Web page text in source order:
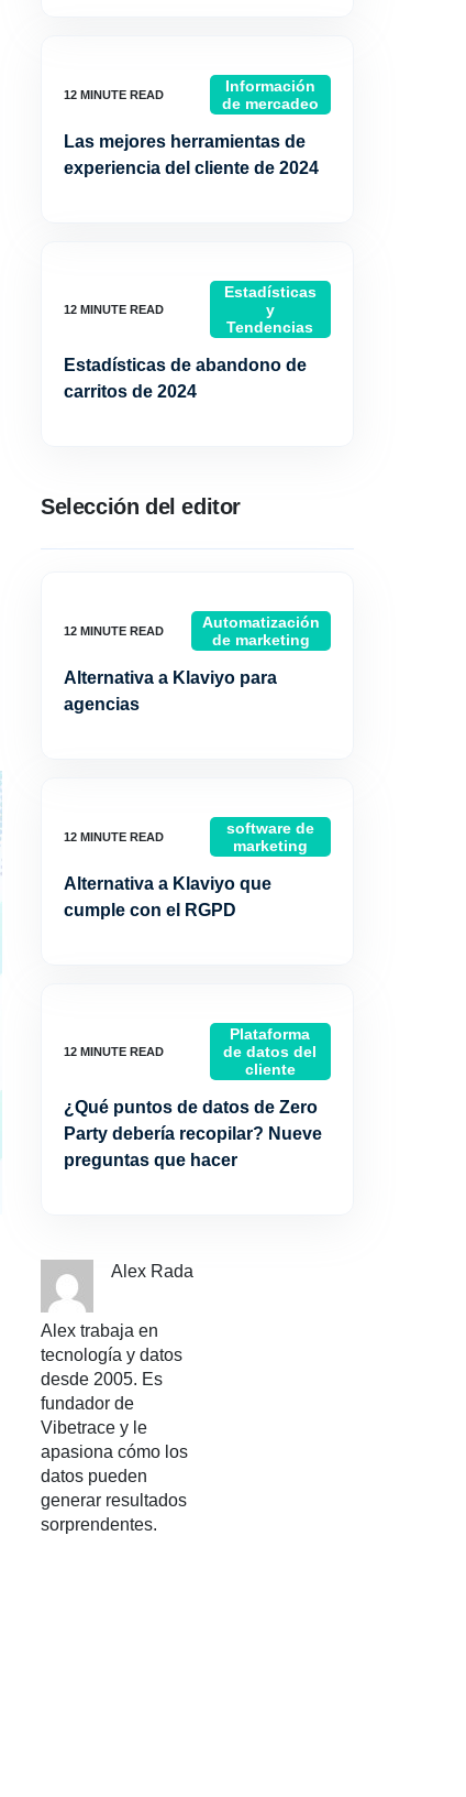
Información
de mercadeo
Las mejores herramientas de
experiencia del cliente de 2024
Estadísticas
y
Tendencias
Estadísticas de abandono de
carritos de 2024
Selección del editor
Automatización
de marketing
Alternativa a Klaviyo para
agencias
software de
marketing
Alternativa a Klaviyo que
cumple con el RGPD
Plataforma
de datos del
cliente
¿Qué puntos de datos de Zero
Party debería recopilar? Nueve
preguntas que hacer
Alex Rada
Alex trabaja en
tecnología y datos
desde 2005. Es
fundador de
Vibetrace y le
apasiona cómo los
datos pueden
generar resultados
sorprendentes.